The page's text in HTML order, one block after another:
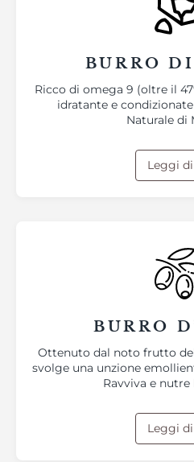
BURRO
Ricco di omega 9 (oltre il
idratante e
Naturale di
Leggi
BURRO
Ottenuto dal noto frutto
svolge una unzione
Ravviva e
Leggi